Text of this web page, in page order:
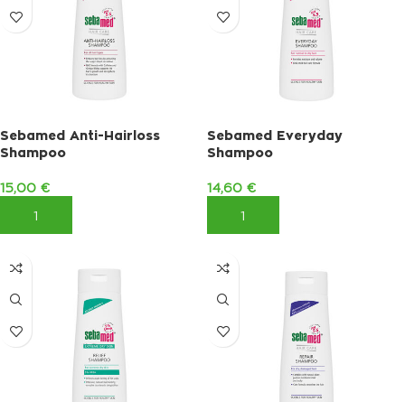
Sebamed Anti-Hairloss
Shampoo
15,00 €
ΠΡΟΣΘΉΚΗ ΣΤΟ ΚΑΛΆΘΙ
Sebamed Everyday
Shampoo
14,60 €
ΠΡΟΣΘΉΚΗ ΣΤΟ ΚΑΛΆΘΙ